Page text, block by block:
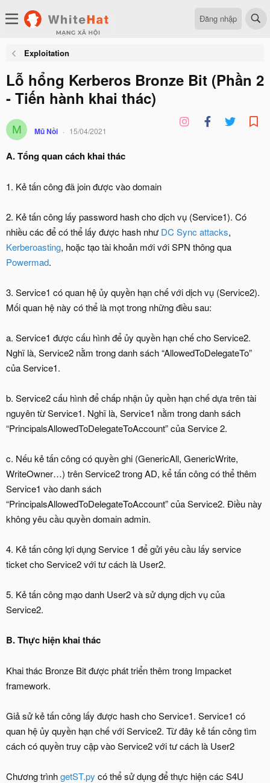
Đăng nhập
Exploitation
Lỗ hổng Kerberos Bronze Bit (Phần 2
- Tiến hành khai thác)
M Mũ Nồi 15/04/2021
A. Tổng quan cách khai thác
1. Kẻ tấn công đã join được vào domain
2. Kẻ tấn công lấy password hash cho dịch vụ (Service1). Có
nhiều các để có thể lấy được hash như DC Sync attacks,
Kerberoasting, hoặc tạo tài khoản mới với SPN thông qua
Powermad.
3. Service1 có quan hệ ủy quyền hạn chế với dịch vụ (Service2).
Mối quan hệ này có thể là mọt trong những điều sau:
a. Service1 được cấu hình để ủy quyền hạn chế cho Service2.
Nghĩ là, Service2 nằm trong danh sách “AllowedToDelegateTo”
của Service1.
b. Service2 cấu hình để chấp nhận ủy quền hạn chế dựa trên tài
nguyên từ Service1. Nghĩ là, Service1 nằm trong danh sách
“PrincipalsAllowedToDelegateToAccount” của Service 2.
c. Nếu kẻ tấn công có quyền ghi (GenericAll, GenericWrite,
WriteOwner…) trên Service2 trong AD, kể tấn công có thể thêm
Service1 vào danh sách
“PrincipalsAllowedToDelegateToAccount” của Service2. Điều này
không yêu cầu quyền domain admin.
4. Kẻ tấn công lợi dụng Service 1 để gửi yêu cầu lấy service
ticket cho Service2 với tư cách là User2.
5. Kẻ tấn công mạo danh User2 và sử dụng dịch vụ của
Service2.
B. Thực hiện khai thác
Khai thác Bronze Bit được phát triển thêm trong Impacket
framework.
Giả sử kẻ tấn công lấy được hash cho Service1. Service1 có
quan hệ ủy quyền hạn chế với Service2. Từ đây kẻ tấn công tìm
cách có quyền truy cập vào Service2 với tư cách là User2
Chương trìnhgetST.py có thể sử dụng để thực hiện các S4U